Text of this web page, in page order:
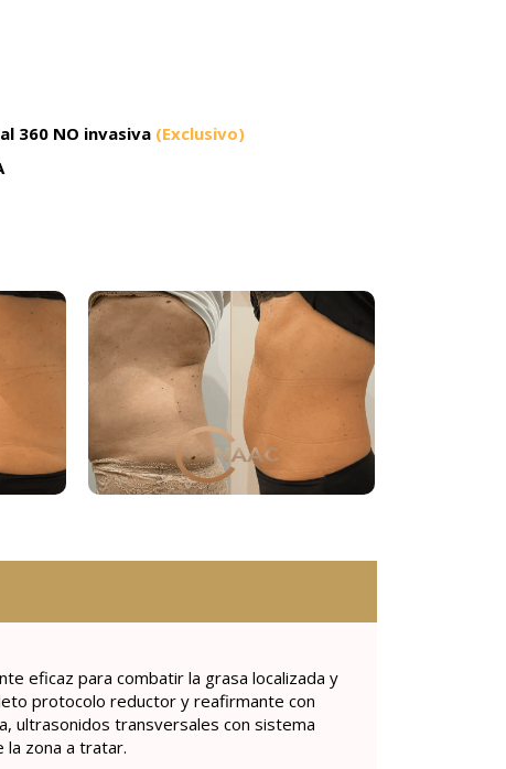
360 NO invasiva (Exclusivo)
eficaz para combatir la grasa localizada y
protocolo reductor y reafirmante con
ultrasonidos transversales con sistema
la zona a tratar.